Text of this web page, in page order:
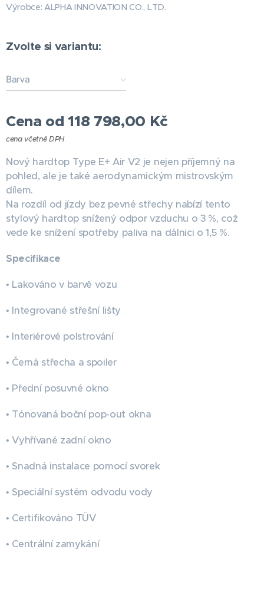
Výrobce: ALPHA INNOVATION CO., LTD.
Zvolte si variantu:
Barva
Cena od118 798,00 Kč
cena včetně DPH
Nový hardtop Type E+ Air V2 je nejen příjemný na
pohled, ale je také aerodynamickým mistrovským
dílem.
Na rozdíl od jízdy bez pevné střechy nabízí tento
stylový hardtop snížený odpor vzduchu o 3 %, což
vede ke snížení spotřeby paliva na dálnici o 1,5 %.
Specifikace
• Lakováno v barvě vozu
• Integrované střešní lišty
• Interiérové polstrování
• Černá střecha a spoiler
• Přední posuvné okno
• Tónovaná boční pop-out okna
• Vyhřívané zadní okno
• Snadná instalace pomocí svorek
• Speciální systém odvodu vody
• Certifikováno TÜV
• Centrální zamykání